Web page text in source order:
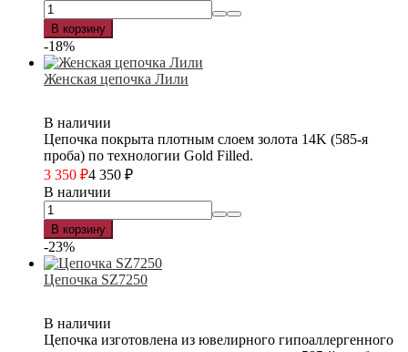
В корзину
-18%
Женская цепочка Лили
В наличии
Цепочка покрыта плотным слоем золота 14K (585-я
проба) по технологии Gold Filled.
3 350 ₽4 350 ₽
В наличии
В корзину
-23%
Цепочка SZ7250
В наличии
Цепочка изготовлена из ювелирного гипоаллергенного